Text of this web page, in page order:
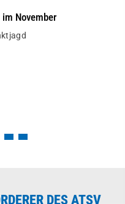
November
DES ATSV